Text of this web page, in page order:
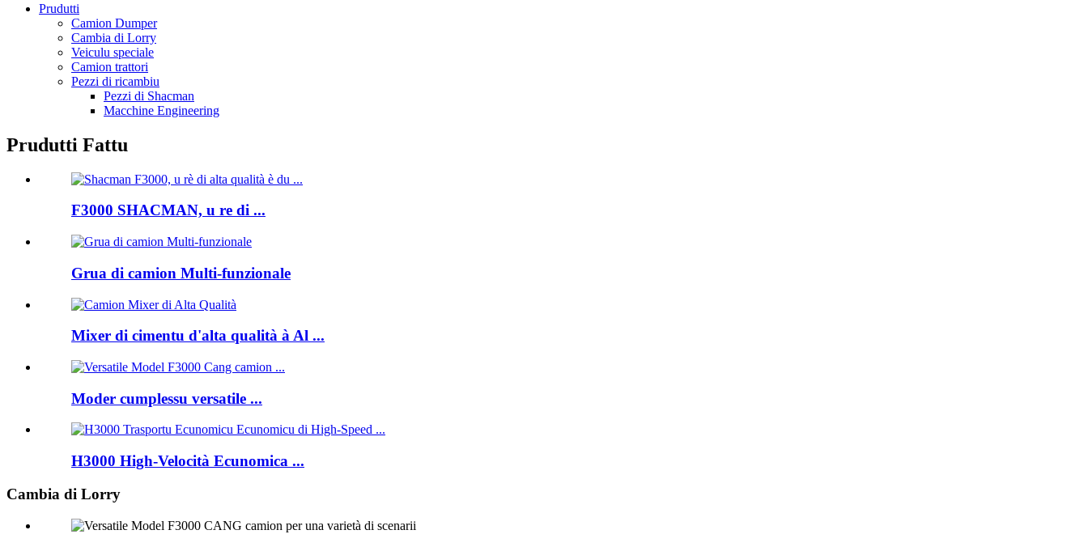
Prudutti
Camion Dumper
Cambia di Lorry
Veiculu speciale
Camion trattori
Pezzi di ricambiu
Pezzi di Shacman
Macchine Engineering
Prudutti Fattu
F3000 SHACMAN, u re di ...
Grua di camion Multi-funzionale
Mixer di cimentu d'alta qualità à Al ...
Moder cumplessu versatile ...
H3000 High-Velocità Ecunomica ...
Cambia di Lorry